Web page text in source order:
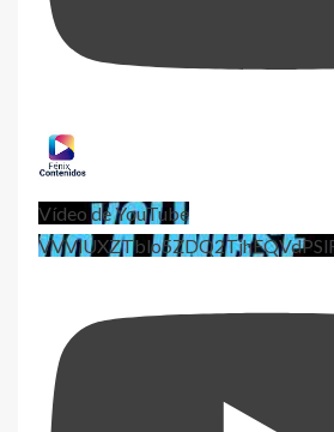
Vídeo de YouTube